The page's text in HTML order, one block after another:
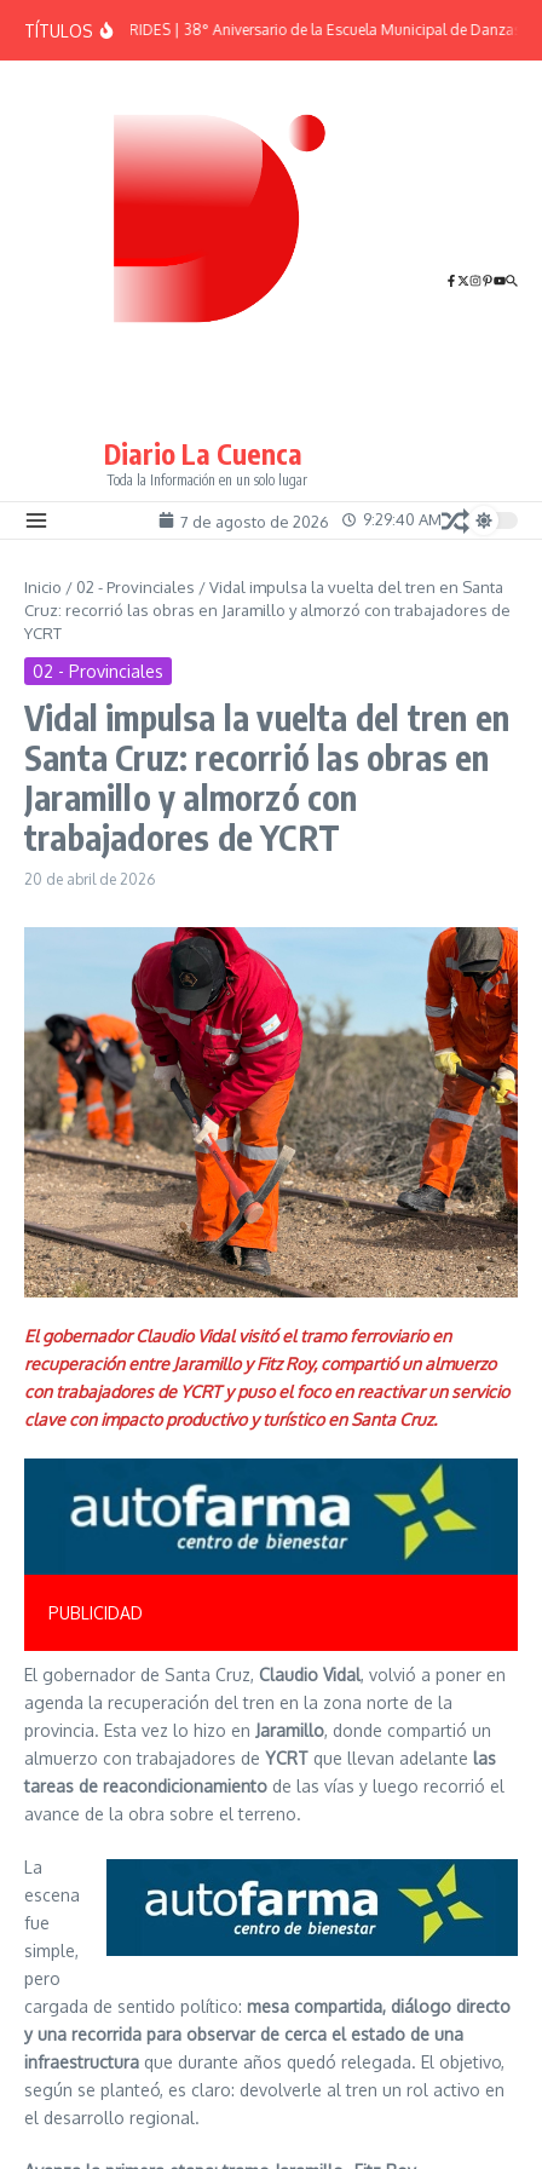
TÍTULOSEFEMÉRIDES | 38° Aniversario de la Escuela Municipal de Danzas “El
Diario La Cuenca
Toda la Información en un solo lugar
7 de agosto de 2026 9:29:40 AM
Inicio / 02 - Provinciales /Vidal impulsa la vuelta del tren en Santa
Cruz: recorrió las obras en Jaramillo y almorzó con trabajadores de
YCRT
02 - Provinciales
Vidal impulsa la vuelta del tren en
Santa Cruz: recorrió las obras en
Jaramillo y almorzó con
trabajadores de YCRT
20 de abril de 2026
El gobernador Claudio Vidal visitó el tramo ferroviario en
recuperación entre Jaramillo y Fitz Roy, compartió un almuerzo
con trabajadores de YCRT y puso el foco en reactivar un servicio
clave con impacto productivo y turístico en Santa Cruz.
PUBLICIDAD
El gobernador de Santa Cruz, Claudio Vidal, volvió a poner en
agenda la recuperación del tren en la zona norte de la
provincia. Esta vez lo hizo en Jaramillo, donde compartió un
almuerzo con trabajadores de YCRT que llevan adelante las
tareas de reacondicionamiento de las vías y luego recorrió el
avance de la obra sobre el terreno.
La
escena
fue
simple,
pero
cargada de sentido político: mesa compartida, diálogo directo
y una recorrida para observar de cerca el estado de una
infraestructura que durante años quedó relegada. El objetivo,
según se planteó, es claro: devolverle al tren un rol activo en
el desarrollo regional.